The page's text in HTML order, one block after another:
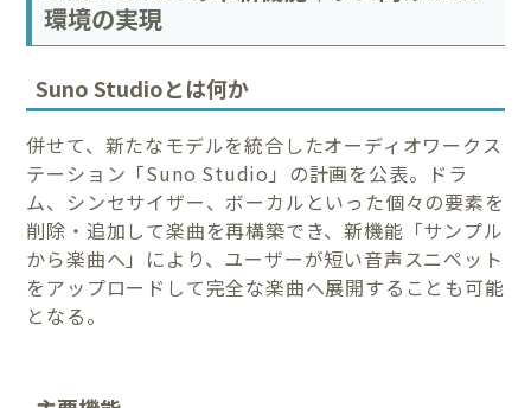
環境の実現
Suno Studioとは何か
併せて、新たなモデルを統合したオーディオワークス
テーション「Suno Studio」の計画を公表。ドラ
ム、シンセサイザー、ボーカルといった個々の要素を
削除・追加して楽曲を再構築でき、新機能「サンプル
から楽曲へ」により、ユーザーが短い音声スニペット
をアップロードして完全な楽曲へ展開することも可能
となる。